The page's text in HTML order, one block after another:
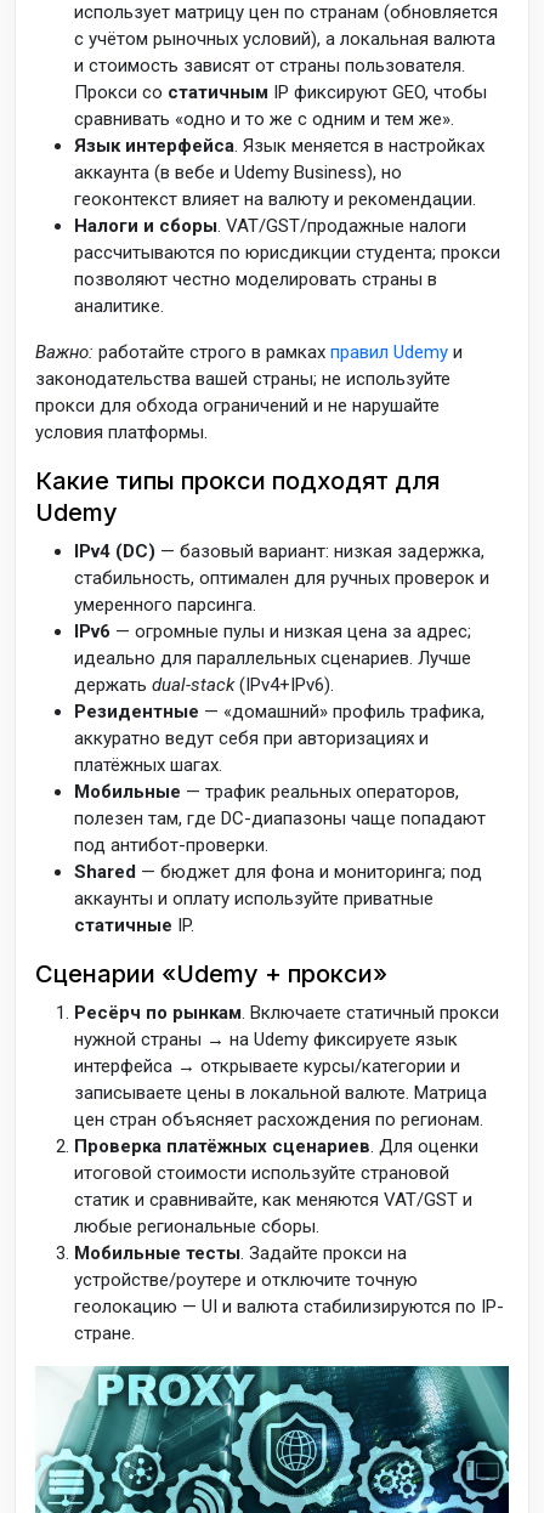
использует матрицу цен по странам (обновляется
с учётом рыночных условий), а локальная валюта
и стоимость зависят от страны пользователя.
Прокси со статичным IP фиксируют GEO, чтобы
сравнивать «одно и то же с одним и тем же».
Язык интерфейса. Язык меняется в настройках
аккаунта (в вебе и Udemy Business), но
геоконтекст влияет на валюту и рекомендации.
Налоги и сборы. VAT/GST/продажные налоги
рассчитываются по юрисдикции студента; прокси
позволяют честно моделировать страны в
аналитике.
Важно: работайте строго в рамках правил Udemy и
законодательства вашей страны; не используйте
прокси для обхода ограничений и не нарушайте
условия платформы.
Какие типы прокси подходят для
Udemy
IPv4 (DC) — базовый вариант: низкая задержка,
стабильность, оптимален для ручных проверок и
умеренного парсинга.
IPv6 — огромные пулы и низкая цена за адрес;
идеально для параллельных сценариев. Лучше
держать dual-stack(IPv4+IPv6).
Резидентные — «домашний» профиль трафика,
аккуратно ведут себя при авторизациях и
платёжных шагах.
Мобильные — трафик реальных операторов,
полезен там, где DC-диапазоны чаще попадают
под антибот-проверки.
Shared — бюджет для фона и мониторинга; под
аккаунты и оплату используйте приватные
статичные IP.
Сценарии «Udemy + прокси»
Ресёрч по рынкам. Включаете статичный прокси
нужной страны → на Udemy фиксируете язык
интерфейса → открываете курсы/категории и
записываете цены в локальной валюте. Матрица
цен стран объясняет расхождения по регионам.
Проверка платёжных сценариев. Для оценки
итоговой стоимости используйте страновой
статик и сравнивайте, как меняются VAT/GST и
любые региональные сборы.
Мобильные тесты. Задайте прокси на
устройстве/роутере и отключите точную
геолокацию — UI и валюта стабилизируются по IP-
стране.